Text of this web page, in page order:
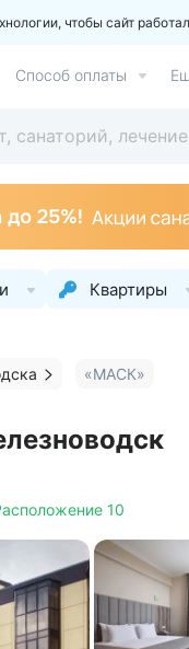
чтобы сайт
Способ оплаты
Квартиры
«МАСК»
10